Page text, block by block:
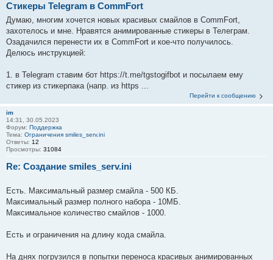
Стикеры Telegram в CommFort
Думаю, многим хочется новых красивых смайлов в CommFort,
захотелось и мне. Нравятся анимированные стикеры в Телеграм.
Озадачился перенести их в CommFort и кое-что получилось.
Делюсь инструкцией:
1. в Telegram ставим бот https://t.me/tgstogifbot и посылаем ему
стикер из стикерпака (напр. из https ...
Перейти к сообщению
im
14:31, 30.05.2023
Форум: Поддержка
Тема: Ограничения smiles_serv.ini
Ответы: 12
Просмотры: 31084
Re: Создание smiles_serv.ini
Есть. Максимальный размер смайла - 500 КБ.
Максимальный размер полного набора - 10МБ.
Максимальное количество смайлов - 1000.
Есть и ограничения на длину кода смайла.
На днях погрузился в попытки переноса красивых анимированных